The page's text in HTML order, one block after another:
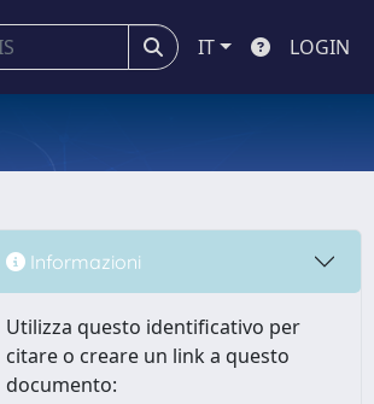
IT LOGIN
Informazioni
Utilizza questo identificativo per
citare o creare un link a questo
documento: